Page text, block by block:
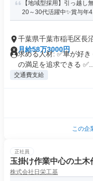
【地域型採用】引っ越し
20～30代活躍中✨賞与年
千葉県千葉市稲毛区長
月給58万3000円
求める人材: ✅車が好
の満足を追求できる ✅...
交通費支給
この企
正社員
玉掛け作業中心の土木
株式会社日栄工基